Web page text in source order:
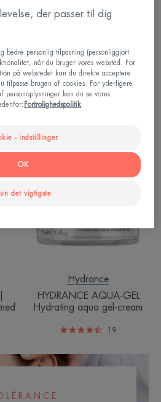
Hydrance
HYDRANCE LIGHT
HYDRANCE
GEL
cream
Hydrance
HYDRANCE AQUA-GEL
Hydrating aqua gel-cream
19
der passer til dig
bedre personlig tilpasning (personliggjort
når du bruger vores websted. For
på webstedet kan du direkte acceptere
tilpasse brugen af cookies. For yderligere
personoplysninger kan du se vores
Fortrolighedspolitik
- indstillinger
det vigtigste
OK